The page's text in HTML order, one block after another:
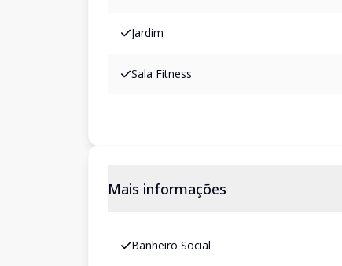
Jardim
Sala Fitness
Mais informações
Banheiro Social